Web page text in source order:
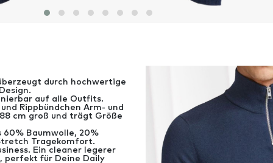
durch hochwertige
auf alle Outfits.
Rippbündchen Arm- und
cm groß und trägt Größe
60% Baumwolle, 20%
Tragekomfort.
Ein cleaner legerer
perfekt für Deine Daily